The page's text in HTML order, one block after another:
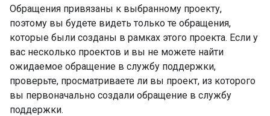
Обращения привязаны к выбранному проекту,
поэтому вы будете видеть только те обращения,
которые были созданы в рамках этого проекта. Если у
вас несколько проектов и вы не можете найти
ожидаемое обращение в службу поддержки,
проверьте, просматриваете ли вы проект, из которого
вы первоначально создали обращение в службу
поддержки.